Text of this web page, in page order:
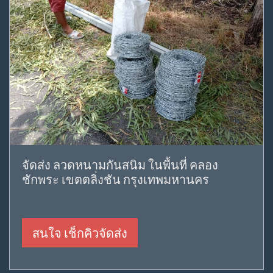
จัดส่ง ลวดหนามกันสนิม ในพื้นที่ คลอง
ชักพระ เขตตลิ่งชัน กรุงเทพมหานคร
สนใจ เช็กคิวจัดส่ง